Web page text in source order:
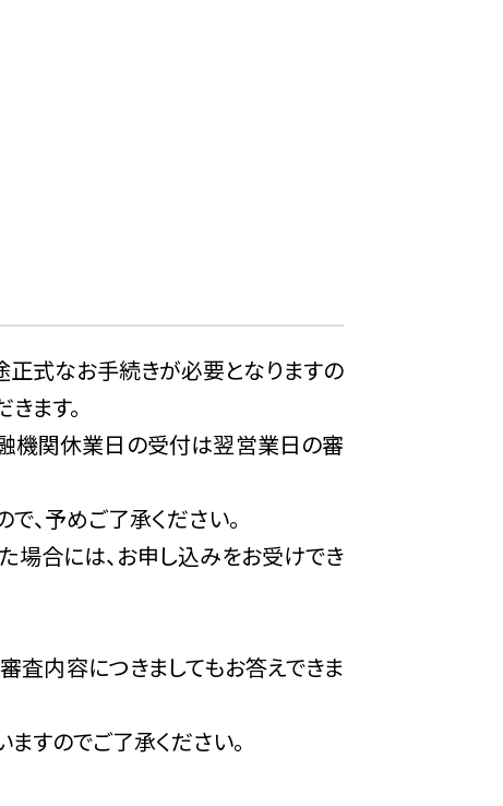
判断のため
管理等、適切な業務の遂行を実
債権譲渡先に提供するため
には、当該利用目的以外で利
（資金需要者）の借入金返済
正式なお手続きが必要となりますの
ます。
機関休業日の受付は翌営業日の審
、予めご了承ください。
合には、お申し込みをお受けでき
査内容につきましてもお答えできま
すのでご了承ください。